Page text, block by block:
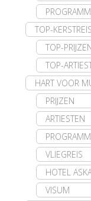
TOP-
TOP-
TOP-
HART VOOR
PRIJZEN
ARTIESTEN
VLIEGREIS
HOTEL
VISUM